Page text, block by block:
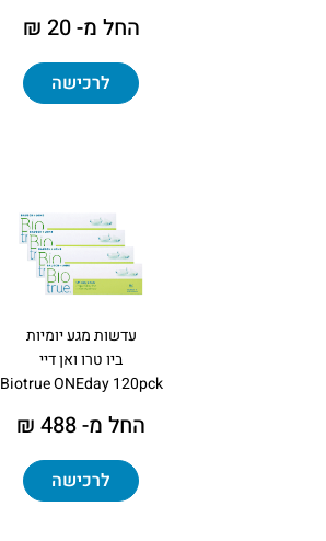
החל מ- 20 ₪
לרכישה
עדשות מגע יומיות
ביו טרו ואן דיי
Biotrue ONEday 120pck
החל מ- 488 ₪
לרכישה